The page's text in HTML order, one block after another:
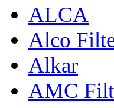
ALCA
Alco
Alkar
AMC